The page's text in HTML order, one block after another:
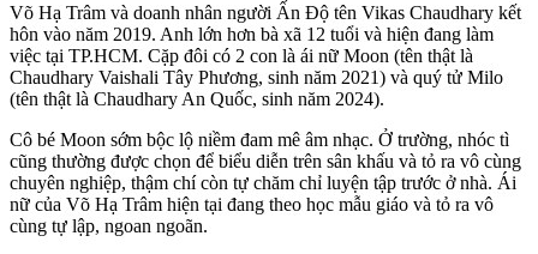
Võ Hạ Trâm và doanh nhân người Ấn Độ tên Vikas Chaudhary kết
hôn vào năm 2019. Anh lớn hơn bà xã 12 tuổi và hiện đang làm
việc tại TP.HCM. Cặp đôi có 2 con là ái nữ Moon (tên thật là
Chaudhary Vaishali Tây Phương, sinh năm 2021) và quý tử Milo
(tên thật là Chaudhary An Quốc, sinh năm 2024).
Cô bé Moon sớm bộc lộ niềm đam mê âm nhạc. Ở trường, nhóc tì
cũng thường được chọn để biểu diễn trên sân khấu và tỏ ra vô cùng
chuyên nghiệp, thậm chí còn tự chăm chỉ luyện tập trước ở nhà. Ái
nữ của Võ Hạ Trâm hiện tại đang theo học mẫu giáo và tỏ ra vô
cùng tự lập, ngoan ngoãn.